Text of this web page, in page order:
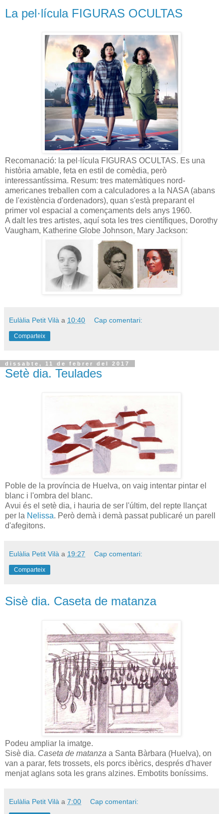
La pel·lícula FIGURAS OCULTAS
Recomanació: la pel·lícula FIGURAS OCULTAS. Es una
història amable, feta en estil de comèdia, però
interessantíssima. Resum: tres matemàtiques nord-
americanes treballen com a calculadores a la NASA (abans
de l'existència d'ordenadors), quan s'està preparant el
primer vol espacial a començaments dels anys 1960.
A dalt les tres artistes, aquí sota les tres científiques, Dorothy
Vaugham, Katherine Globe Johnson, Mary Jackson:
Eulàlia Petit Vilà a 10:40 Cap comentari:
Comparteix
dissabte, 11 de febrer del 2017
Setè dia. Teulades
Poble de la província de Huelva, on vaig intentar pintar el
blanc i l'ombra del blanc.
Avui és el setè dia, i hauria de ser l'últim, del repte llançat
per la Nelissa. Però demà i demà passat publicaré un parell
d'afegitons.
Eulàlia Petit Vilà a 19:27 Cap comentari:
Comparteix
Sisè dia. Caseta de matanza
Podeu ampliar la imatge.
Sisè dia. Caseta de matanza a Santa Bàrbara (Huelva), on
van a parar, fets trossets, els porcs ibèrics, després d'haver
menjat aglans sota les grans alzines. Embotits boníssims.
Eulàlia Petit Vilà a 7:00 Cap comentari: